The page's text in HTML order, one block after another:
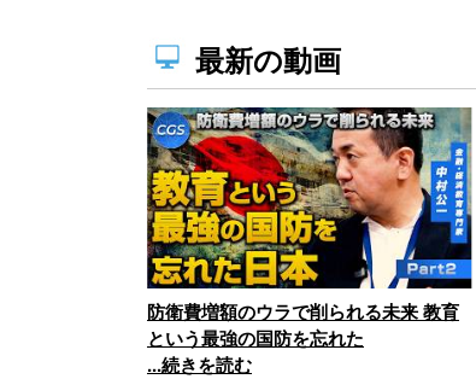
最新の動画
防衛費増額のウラで削られる未来 教育
という最強の国防を忘れた
...続きを読む